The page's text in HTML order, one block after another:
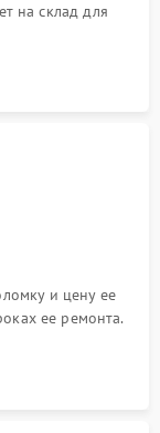
на склад для
и цену ее
ее ремонта.